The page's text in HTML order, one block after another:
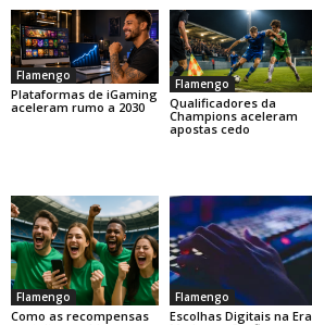
Flamengo
Plataformas de iGaming
aceleram rumo a 2030
Flamengo
Qualificadores da
Champions aceleram
apostas cedo
Flamengo
Como as recompensas
Flamengo
Escolhas Digitais na Era